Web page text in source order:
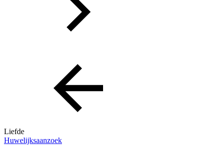
Liefde
Huwelijksaanzoek